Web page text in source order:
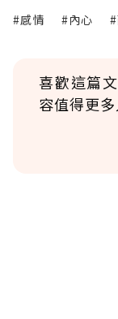
#感情 #內心
喜歡這篇
容值得更多